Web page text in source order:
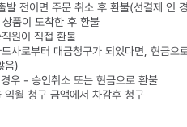
발 전이면 주문 취소 후 환불(선결제 인
품이 도착한 후 환불
원이 직접 환불
사로부터 대금청구가 되었다면, 현금
음)
우 - 승인취소 또는 현금으로 환불
월 청구 금액에서 차감후 청구